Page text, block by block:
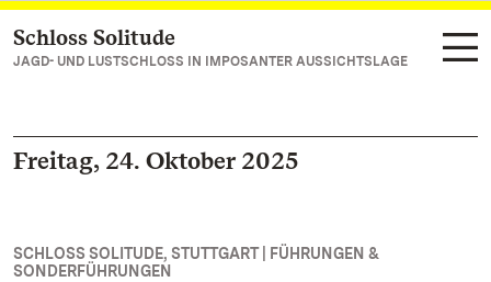
Zum Hauptinhalt springen
Schloss Solitude
JAGD- UND LUSTSCHLOSS IN IMPOSANTER AUSSICHTSLAGE
Freitag, 24. Oktober 2025
SCHLOSS SOLITUDE, STUTTGART | FÜHRUNGEN &
SONDERFÜHRUNGEN